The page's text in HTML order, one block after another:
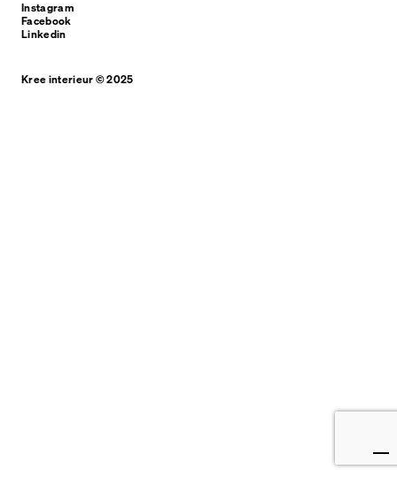
Instagram
Facebook
Linkedin
Kree interieur © 2025